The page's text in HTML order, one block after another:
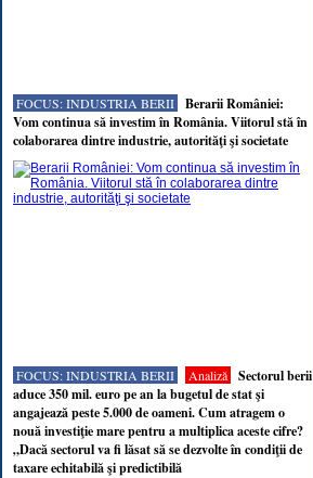
FOCUS: INDUSTRIA BERII
Berarii României:
Vom continua să investim în România. Viitorul stă în
colaborarea dintre industrie, autorităţi şi societate
FOCUS: INDUSTRIA BERII Analiză
Sectorul berii
aduce 350 mil. euro pe an la bugetul de stat şi
angajează peste 5.000 de oameni. Cum atragem o
nouă investiţie mare pentru a multiplica aceste cifre?
„Dacă sectorul va fi lăsat să se dezvolte în condiţii de
taxare echitabilă şi predictibilă